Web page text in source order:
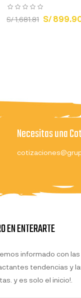
S/ 1,681.81 S/
Necesitas una
EN ENTERARTE
informado con
tendencias y
y es solo el inicio!.